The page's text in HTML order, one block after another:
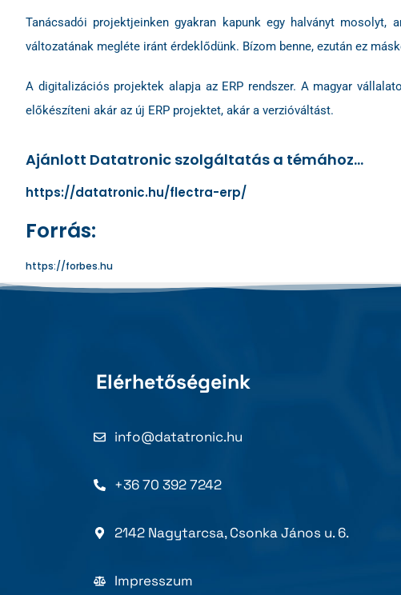
Tanácsadói projektjeinken gyakran kapunk egy halványt
változatának megléte iránt érdeklődünk. Bízom benne, ezután ez
A digitalizációs projektek alapja az ERP rendszer. A magyar
előkészíteni akár az új ERP projektet, akár a verzióváltást.
Ajánlott Datatronic szolgáltatás a témához...
https://datatronic.hu/flectra-erp/
Forrás:
https://forbes.hu
Elérhetőségeink
info@datatronic.hu
+36 70 392 7242
2142 Nagytarcsa, Csonka János u. 6.
Impresszum